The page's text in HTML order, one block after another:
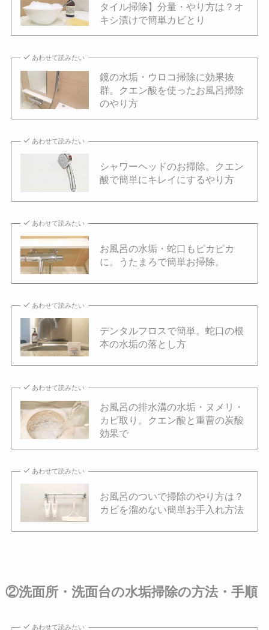
タイル掃除】分量・やり方は？オ
キシ漬けで簡単カビとり
あわせて読みたい
鏡の水垢・ウロコ掃除に効果抜
群。クエン酸を使ったお風呂掃除
のやり方
あわせて読みたい
シャワーヘッドのお掃除。クエン
酸で簡単にキレイにするやり方
あわせて読みたい
お風呂の水垢・蛇口もピカピカ
に。うたまろで簡単お掃除。
あわせて読みたい
デンタルフロスで簡単。蛇口の根
本の水垢の落とし方
あわせて読みたい
お風呂の排水溝の水垢・ヌメリ・
カビ取り。クエン酸と重曹の炭酸
効果で
あわせて読みたい
お風呂のついで掃除のやり方は？
カビを溜めない簡単お手入れ方法
②洗面所・洗面台の水垢掃除の方法・手順
あわせて読みたい